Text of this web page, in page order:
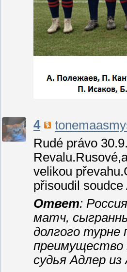
4
Rudé právo
velikou
přisoudil soudce
Ответ:
матч,
долгого турне
преимущество
судья Адлер из